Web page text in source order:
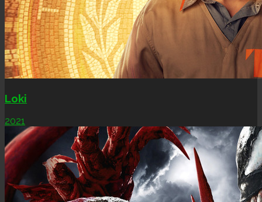
Loki
2021